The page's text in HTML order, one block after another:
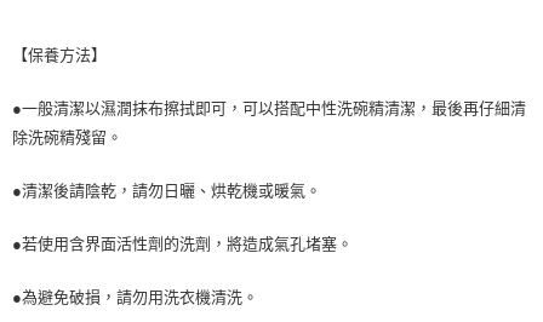
【保養方法】
●一般清潔以濕潤抹布擦拭即可，可以搭配中性洗碗精清潔，最後再仔細清
除洗碗精殘留。
●清潔後請陰乾，請勿日曬、烘乾機或暖氣。
●若使用含界面活性劑的洗劑，將造成氣孔堵塞。
●為避免破損，請勿用洗衣機清洗。